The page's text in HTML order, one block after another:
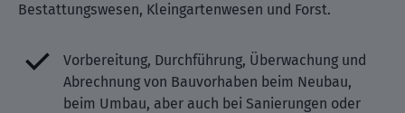
Bestattungswesen, Kleingartenwesen und Forst.
Vorbereitung, Durchführung, Überwachung und
Abrechnung von Bauvorhaben beim Neubau,
beim Umbau, aber auch bei Sanierungen oder